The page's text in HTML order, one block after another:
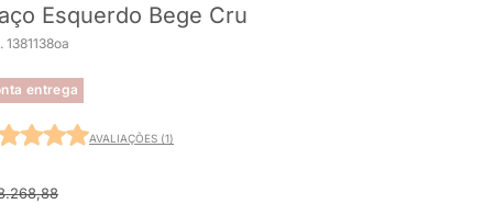
Esquerdo Bege Cru
1381138oa
entrega
AVALIAÇÕES (1)